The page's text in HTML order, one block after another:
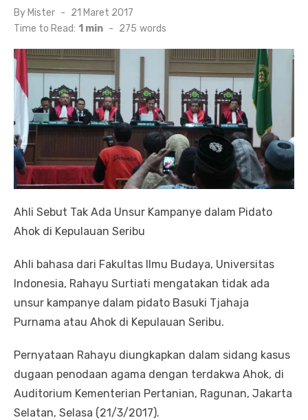
By Mister
Posted
on
21 Maret 2017
Time to Read: 1 min - 275 words
Ahli Sebut Tak Ada Unsur Kampanye dalam Pidato
Ahok di Kepulauan Seribu
Ahli bahasa dari Fakultas Ilmu Budaya, Universitas
Indonesia, Rahayu Surtiati mengatakan tidak ada
unsur kampanye dalam pidato Basuki Tjahaja
Purnama atau Ahok di Kepulauan Seribu.
Pernyataan Rahayu diungkapkan dalam sidang kasus
dugaan penodaan agama dengan terdakwa Ahok, di
Auditorium Kementerian Pertanian, Ragunan, Jakarta
Selatan, Selasa (21/3/2017).